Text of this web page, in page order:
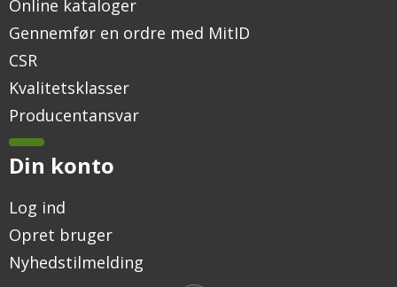
Online kataloger
Gennemfør en ordre med MitID
CSR
Kvalitetsklasser
Producentansvar
Din konto
Log ind
Opret bruger
Nyhedstilmelding